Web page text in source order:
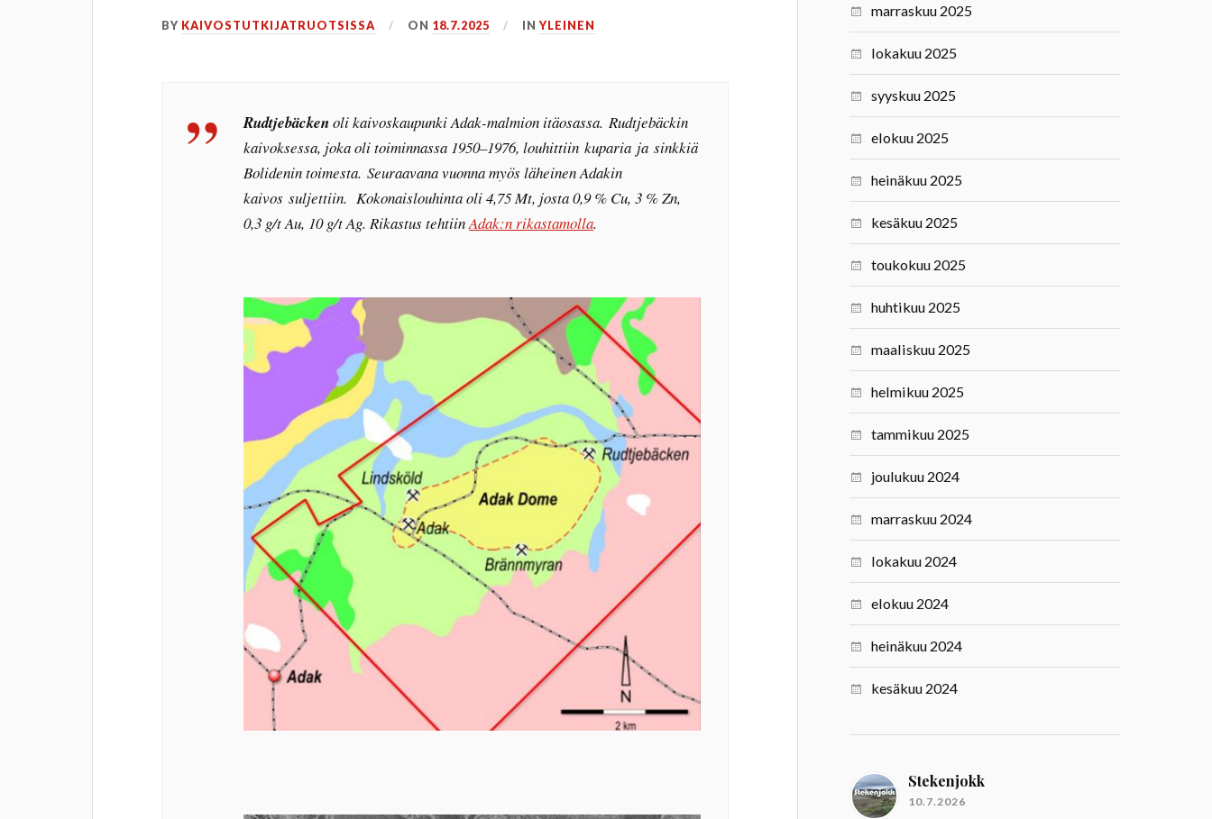
BY KAIVOSTUTKIJATRUOTSISSA ON 18.7.2025 INYLEINEN
Rudtjebäcken oli kaivoskaupunki Adak-malmion itäosassa. Rudtjebäckin
kaivoksessa, joka oli toiminnassa 1950–1976, louhittiin kuparia ja sinkkiä
Bolidenin toimesta. Seuraavana vuonna myös läheinen Adakin
kaivos suljettiin. Kokonaislouhinta oli 4,75 Mt, josta 0,9 % Cu, 3 % Zn,
0,3 g/t Au, 10 g/t Ag. Rikastus tehtiinAdak:n rikastamolla.
marraskuu 2025
lokakuu 2025
syyskuu 2025
elokuu 2025
heinäkuu 2025
kesäkuu 2025
toukokuu 2025
huhtikuu 2025
maaliskuu 2025
helmikuu 2025
tammikuu 2025
joulukuu 2024
marraskuu 2024
lokakuu 2024
elokuu 2024
heinäkuu 2024
kesäkuu 2024
Stekenjokk
10.7.2026